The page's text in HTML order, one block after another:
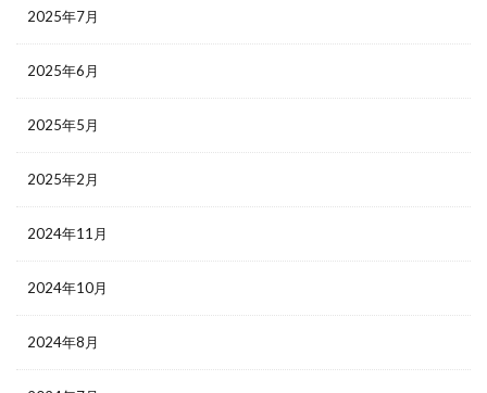
2025年7月
2025年6月
2025年5月
2025年2月
2024年11月
2024年10月
2024年8月